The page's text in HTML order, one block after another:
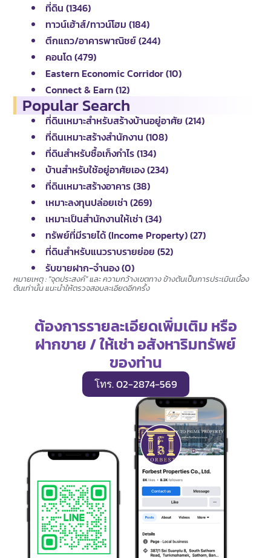
ที่ดิน (1346)
ทาวน์เฮ้าส์/ทาวน์โฮม (184)
ตึกแถว/อาคารพาณิชย์ (244)
คอนโด (479)
Eastern Economic Corridor (10)
Connect & Earn (12)
Popular Search
ที่ดินเหมาะสำหรับสร้างบ้านอยู่อาศัย (214)
ที่ดินเหมาะสร้างสำนักงาน (108)
ที่ดินสำหรับซื้อเก็งกำไร (134)
บ้านสำหรับใช้อยู่อาศัยเอง (234)
ที่ดินเหมาะสร้างอาคาร (38)
เหมาะลงทุนปล่อยเช่า (269)
เหมาะเป็นสำนักงานให้เช่า (34)
ทรัพย์ที่มีรายได้ (Income Property) (27)
ที่ดินสำหรับแนวราบรายย่อย (52)
รับขายฝาก-จำนอง (0)
หมายเหตุ : "จุดประสงค์" และ ความกว้างเขตทาง ข้างต้นเป็นการประเมินเบื้อง
ต้นเท่านั้น แนะนำให้ตรวจสอบละเอียดอีกครั้ง
ต้องการรายละเอียดเพิ่มเติม หรือ
ฝากขาย / ให้เช่า อสังหาริมทรัพย์
ของท่าน
โทร. 02-2874-569